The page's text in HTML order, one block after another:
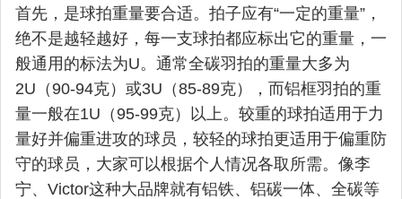
首先，是球拍重量要合适。拍子应有“一定的重量”，
绝不是越轻越好，每一支球拍都应标出它的重量，一
般通用的标法为U。通常全碳羽拍的重量大多为
2U（90-94克）或3U（85-89克），而铝框羽拍的重
量一般在1U（95-99克）以上。较重的球拍适用于力
量好并偏重进攻的球员，较轻的球拍更适用于偏重防
守的球员，大家可以根据个人情况各取所需。像李
宁、Victor这种大品牌就有铝铁、铝碳一体、全碳等